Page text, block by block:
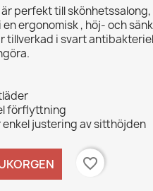
perfekt till skönhetssalong,
ergonomisk , höj- och
tillverkad i svart
förflyttning
justering av sitthöjden
favorite_border